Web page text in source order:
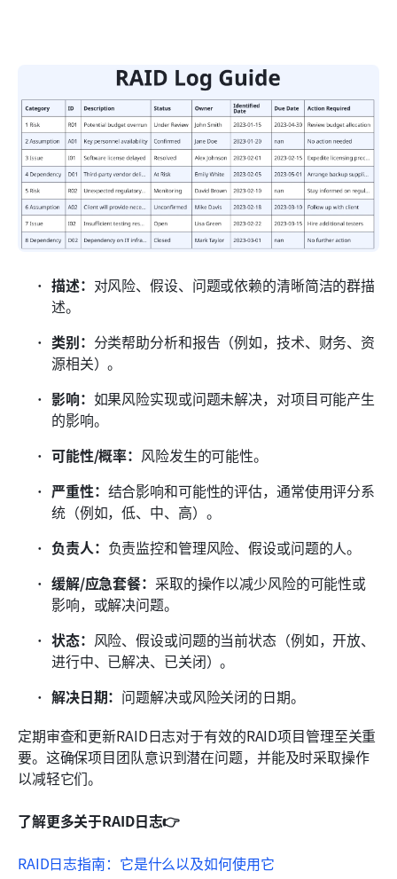
描述： 对风险、假设、问题或依赖的清晰简洁的群描
述。
类别： 分类帮助分析和报告（例如，技术、财务、资
源相关）。
影响： 如果风险实现或问题未解决，对项目可能产生
的影响。
可能性/概率： 风险发生的可能性。
严重性： 结合影响和可能性的评估，通常使用评分系
统（例如，低、中、高）。
负责人： 负责监控和管理风险、假设或问题的人。
缓解/应急套餐： 采取的操作以减少风险的可能性或
影响，或解决问题。
状态： 风险、假设或问题的当前状态（例如，开放、
进行中、已解决、已关闭）。
解决日期： 问题解决或风险关闭的日期。
定期审查和更新RAID日志对于有效的RAID项目管理至关重
要。这确保项目团队意识到潜在问题，并能及时采取操作
以减轻它们。
了解更多关于RAID日志👉
RAID日志指南：它是什么以及如何使用它